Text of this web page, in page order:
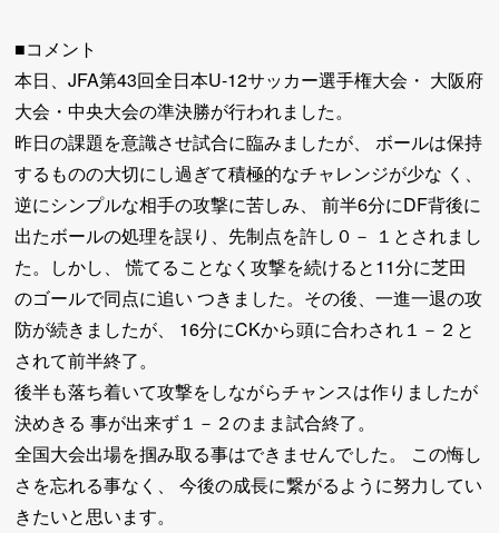
■コメント
本日、JFA第43回全日本U-12サッカー選手権大会・ 大阪府
大会・中央大会の準決勝が行われました。
昨日の課題を意識させ試合に臨みましたが、 ボールは保持
するものの大切にし過ぎて積極的なチャレンジが少な く、
逆にシンプルな相手の攻撃に苦しみ、 前半6分にDF背後に
出たボールの処理を誤り、先制点を許し０－ １とされまし
た。しかし、 慌てることなく攻撃を続けると11分に芝田
のゴールで同点に追い つきました。その後、一進一退の攻
防が続きましたが、 16分にCKから頭に合わされ１－２と
されて前半終了。
後半も落ち着いて攻撃をしながらチャンスは作りましたが
決めきる 事が出来ず１－２のまま試合終了。
全国大会出場を掴み取る事はできませんでした。 この悔し
さを忘れる事なく、 今後の成長に繋がるように努力してい
きたいと思います。